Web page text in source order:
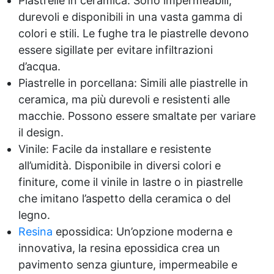
aumentare la viscosità della base del sapone.
Domande e risposte ❔❕ I vostri prodotti sono
senza glutine? Sì, tutti i nostri prodotti sono
completamente senza glutine, garantendo la
sicurezza per chi è sensibile o intollerante.
Utilizzate olio di palma nei vostri prodotti? No,
tutti i nostri prodotti sono totalmente privi di
olio di palma. Ci impegniamo a offrire
alternative sostenibili, come l'olio di cocco. I
vostri saponi contengono Soda Caustica ?
Ovviamente: la soda caustica (o prodotti simili)
è usata nei saponi, sia artigianali che
industriali; ma la base del sapone non contiene
Soda Caustica in forma libera. Esso agisce
come agente di saponificazione, reagendo a
acidi grassi (per esempio olio di oliva od olio di
cocco), un processo in uso da secoli, che è la
base dei saponi artigianali e non. Effettuate
test sugli animali? Assolutamente no. Ci
impegniamo in una produzione etica e non
testiamo nessuno dei nostri prodotti sugli
durevoli e disponibili in una vasta gamma di
colori e stili. Le fughe tra le piastrelle devono
essere sigillate per evitare infiltrazioni
d’acqua.
Piastrelle in porcellana: Simili alle piastrelle in
ceramica, ma più durevoli e resistenti alle
macchie. Possono essere smaltate per variare
il design.
Vinile: Facile da installare e resistente
all’umidità. Disponibile in diversi colori e
finiture, come il vinile in lastre o in piastrelle
che imitano l’aspetto della ceramica o del
legno.
Resina epossidica: Un’opzione moderna e
innovativa, la resina epossidica crea un
pavimento senza giunture, impermeabile e